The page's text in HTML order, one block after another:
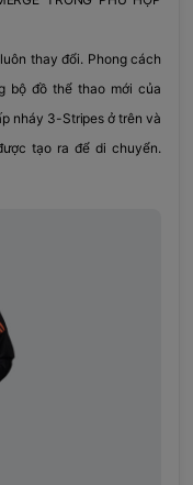
thay đổi. Phong cách
bộ đồ thể thao mới của
nháy 3-Stripes ở trên và
tạo ra để di chuyển.